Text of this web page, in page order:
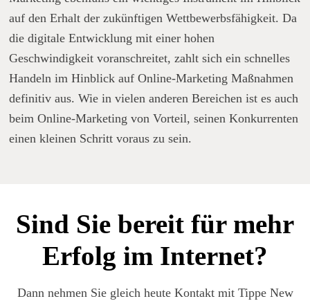
auf den Erhalt der zukünftigen Wettbewerbsfähigkeit. Da
die digitale Entwicklung mit einer hohen
Geschwindigkeit voranschreitet, zahlt sich ein schnelles
Handeln im Hinblick auf Online-Marketing Maßnahmen
definitiv aus. Wie in vielen anderen Bereichen ist es auch
beim Online-Marketing von Vorteil, seinen Konkurrenten
einen kleinen Schritt voraus zu sein.
Sind Sie bereit für mehr
Erfolg im Internet?
Dann nehmen Sie gleich heute Kontakt mit Tippe New